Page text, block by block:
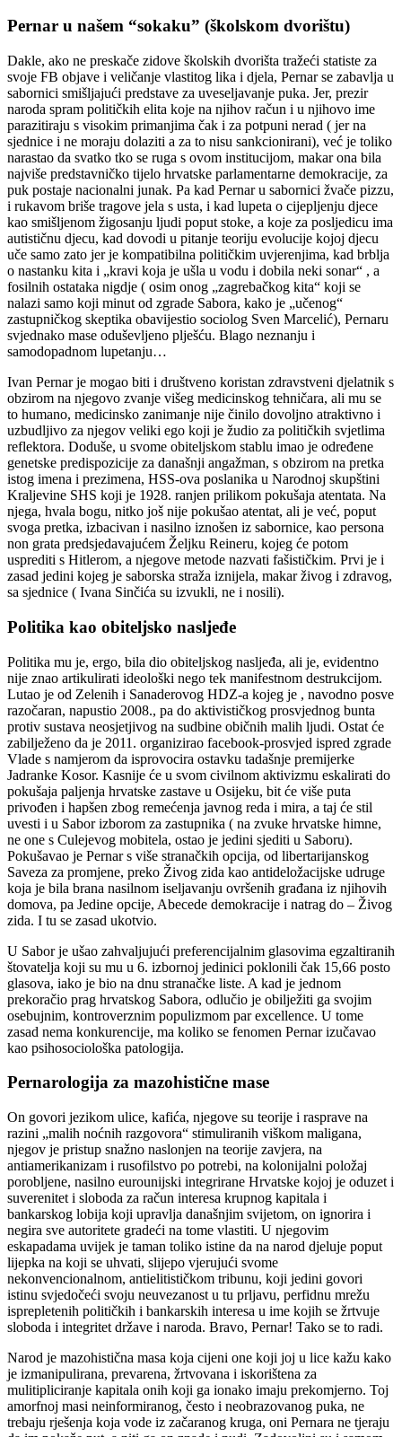
Pernar u našem “sokaku” (školskom dvorištu)
Dakle, ako ne preskače zidove školskih dvorišta tražeći statiste za
svoje FB objave i veličanje vlastitog lika i djela, Pernar se zabavlja u
sabornici smišljajući predstave za uveseljavanje puka. Jer, prezir
naroda spram političkih elita koje na njihov račun i u njihovo ime
parazitiraju s visokim primanjima čak i za potpuni nerad ( jer na
sjednice i ne moraju dolaziti a za to nisu sankcionirani), već je toliko
narastao da svatko tko se ruga s ovom institucijom, makar ona bila
najviše predstavničko tijelo hrvatske parlamentarne demokracije, za
puk postaje nacionalni junak. Pa kad Pernar u sabornici žvače pizzu,
i rukavom briše tragove jela s usta, i kad lupeta o cijepljenju djece
kao smišljenom žigosanju ljudi poput stoke, a koje za posljedicu ima
autističnu djecu, kad dovodi u pitanje teoriju evolucije kojoj djecu
uče samo zato jer je kompatibilna političkim uvjerenjima, kad brblja
o nastanku kita i „kravi koja je ušla u vodu i dobila neki sonar“ , a
fosilnih ostataka nigdje ( osim onog „zagrebačkog kita“ koji se
nalazi samo koji minut od zgrade Sabora, kako je „učenog“
zastupničkog skeptika obavijestio sociolog Sven Marcelić), Pernaru
svjednako mase oduševljeno plješću. Blago neznanju i
samodopadnom lupetanju…
Ivan Pernar je mogao biti i društveno koristan zdravstveni djelatnik s
obzirom na njegovo zvanje višeg medicinskog tehničara, ali mu se
to humano, medicinsko zanimanje nije činilo dovoljno atraktivno i
uzbudljivo za njegov veliki ego koji je žudio za političkih svjetlima
reflektora. Doduše, u svome obiteljskom stablu imao je određene
genetske predispozicije za današnji angažman, s obzirom na pretka
istog imena i prezimena, HSS-ova poslanika u Narodnoj skupštini
Kraljevine SHS koji je 1928. ranjen prilikom pokušaja atentata. Na
njega, hvala bogu, nitko još nije pokušao atentat, ali je već, poput
svoga pretka, izbacivan i nasilno iznošen iz sabornice, kao persona
non grata predsjedavajućem Željku Reineru, kojeg će potom
usprediti s Hitlerom, a njegove metode nazvati fašističkim. Prvi je i
zasad jedini kojeg je saborska straža iznijela, makar živog i zdravog,
sa sjednice ( Ivana Sinčića su izvukli, ne i nosili).
Politika kao obiteljsko nasljeđe
Politika mu je, ergo, bila dio obiteljskog nasljeđa, ali je, evidentno
nije znao artikulirati ideološki nego tek manifestnom destrukcijom.
Lutao je od Zelenih i Sanaderovog HDZ-a kojeg je , navodno posve
razočaran, napustio 2008., pa do aktivističkog prosvjednog bunta
protiv sustava neosjetjivog na sudbine običnih malih ljudi. Ostat će
zabilježeno da je 2011. organizirao facebook-prosvjed ispred zgrade
Vlade s namjerom da isprovocira ostavku tadašnje premijerke
Jadranke Kosor. Kasnije će u svom civilnom aktivizmu eskalirati do
pokušaja paljenja hrvatske zastave u Osijeku, bit će više puta
privođen i hapšen zbog remećenja javnog reda i mira, a taj će stil
uvesti i u Sabor izborom za zastupnika ( na zvuke hrvatske himne,
ne one s Culejevog mobitela, ostao je jedini sjediti u Saboru).
Pokušavao je Pernar s više stranačkih opcija, od libertarijanskog
Saveza za promjene, preko Živog zida kao antideložacijske udruge
koja je bila brana nasilnom iseljavanju ovršenih građana iz njihovih
domova, pa Jedine opcije, Abecede demokracije i natrag do – Živog
zida. I tu se zasad ukotvio.
U Sabor je ušao zahvaljujući preferencijalnim glasovima egzaltiranih
štovatelja koji su mu u 6. izbornoj jedinici poklonili čak 15,66 posto
glasova, iako je bio na dnu stranačke liste. A kad je jednom
prekoračio prag hrvatskog Sabora, odlučio je obilježiti ga svojim
osebujnim, kontroverznim populizmom par excellence. U tome
zasad nema konkurencije, ma koliko se fenomen Pernar izučavao
kao psihosociološka patologija.
Pernarologija za mazohistične mase
On govori jezikom ulice, kafića, njegove su teorije i rasprave na
razini „malih noćnih razgovora“ stimuliranih viškom maligana,
njegov je pristup snažno naslonjen na teorije zavjera, na
antiamerikanizam i rusofilstvo po potrebi, na kolonijalni položaj
porobljene, nasilno eurounijski integrirane Hrvatske kojoj je oduzet i
suverenitet i sloboda za račun interesa krupnog kapitala i
bankarskog lobija koji upravlja današnjim svijetom, on ignorira i
negira sve autoritete gradeći na tome vlastiti. U njegovim
eskapadama uvijek je taman toliko istine da na narod djeluje poput
lijepka na koji se uhvati, slijepo vjerujući svome
nekonvencionalnom, antielitističkom tribunu, koji jedini govori
istinu svjedočeći svoju neuvezanost u tu prljavu, perfidnu mrežu
isprepletenih političkih i bankarskih interesa u ime kojih se žrtvuje
sloboda i integritet države i naroda. Bravo, Pernar! Tako se to radi.
Narod je mazohistična masa koja cijeni one koji joj u lice kažu kako
je izmanipulirana, prevarena, žrtvovana i iskorištena za
mulitipliciranje kapitala onih koji ga ionako imaju prekomjerno. Toj
amorfnoj masi neinformiranog, često i neobrazovanog puka, ne
trebaju rješenja koja vode iz začaranog kruga, oni Pernara ne tjeraju